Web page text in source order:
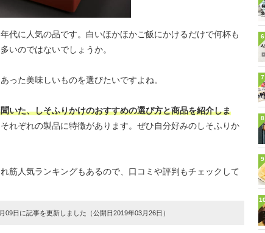
代に人気の品です。白いほかほかご飯にかけるだけで何杯も
いのではないでしょうか。
った美味しいものを選びたいですよね。
いた、しそふりかけのおすすめの選び方と商品を紹介しま
れぞれの製品に特徴があります。ぜひ自分好みのしそふりか
筋人気ランキングもあるので、口コミや評判もチェックして
日に記事を更新しました（公開日2019年03月26日）
6
7
8
9